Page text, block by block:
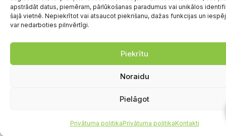
apstrādāt datus, piemēram, pārlūkošanas paradumus vai unikālos
šajā vietnē. Nepiekrītot vai atsaucot piekrišanu, dažas funkcijas un
var nedarboties pilnvērtīgi.
Piekrītu
Noraidu
Pielāgot
Privātuma politikaPrivātuma politikaKontakti